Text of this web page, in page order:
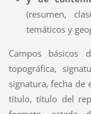
(resumen,
temáticos y
Campos básicos
topográfica,
signatura, fecha de
título, título del